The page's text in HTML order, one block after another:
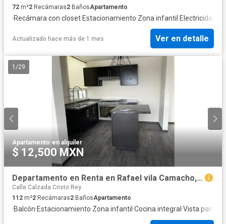
72 m²2 Recámaras2 BañosApartamento
·Recámara con closet·Estacionamiento·Zona infantil ·Electricidad
Actualizado hace más de 1 mes Ver en detalle
1 /29
Apartamento·en alquiler
$ 12,500 MXN
Departamento en Renta en Rafael vila Camacho, Santa Cruz Buenavista
Calle Calzada Cristo Rey
112 m²2 Recámaras2 BañosApartamento
·Balcón·Estacionamiento·Zona infantil ·Cocina integral ·Vista